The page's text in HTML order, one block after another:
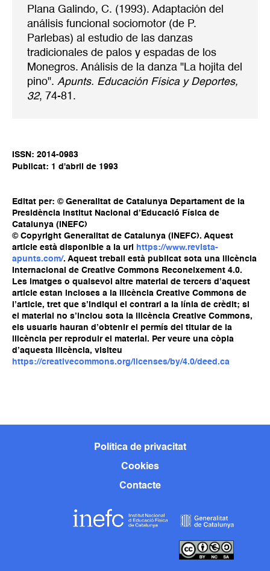
Plana Galindo, C. (1993). Adaptación del
análisis funcional sociomotor (de P.
Parlebas) al estudio de las danzas
tradicionales de palos y espadas de los
Monegros. Análisis de la danza "La hojita del
pino". Apunts. Educación Física y Deportes,
32, 74-81.
ISSN: 2014-0983
Publicat: 1 d'abril de 1993
Editat per: © Generalitat de Catalunya Departament de la
Presidència Institut Nacional d’Educació Física de
Catalunya (INEFC)
© Copyright Generalitat de Catalunya (INEFC). Aquest
article està disponible a la url
https://www.revista-
apunts.com/. Aquest treball està publicat sota una llicència
Internacional de Creative Commons Reconeixement 4.0.
Les imatges o qualsevol altre material de tercers d’aquest
article estan incloses a la llicència Creative Commons de
l’article, tret que s’indiqui el contrari a la línia de crèdit; si
el material no s’inclou sota la llicència Creative Commons,
els usuaris hauran d’obtenir el permís del titular de la
llicència per reproduir el material. Per veure una còpia
d’aquesta llicència, visiteu
https://creativecommons.org/licenses/by/4.0/deed.ca
Política de privacitat
Cookies
Contacte